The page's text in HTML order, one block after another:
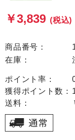
￥3,839 (税込)
商品番号：
在庫：
ポイント率：
獲得ポイント数：
送料：